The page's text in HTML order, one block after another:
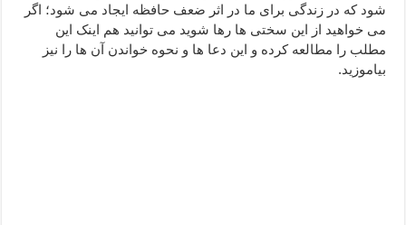
دعا قدرت و توانمندی – دعا برای افزایش انرژی بدن و قدرت بازو
دعای ابودردا برای در امان ماندن از بلا – دعای ایمنی از سوختن
شود که در زندگی برای ما در اثر ضعف حافظه ایجاد می شود؛ اگر
می خواهید از این سختی ها رها شوید می توانید هم اینک این
مطلب را مطالعه کرده و این دعا ها و نحوه خواندن آن ها را نیز
بیاموزید.